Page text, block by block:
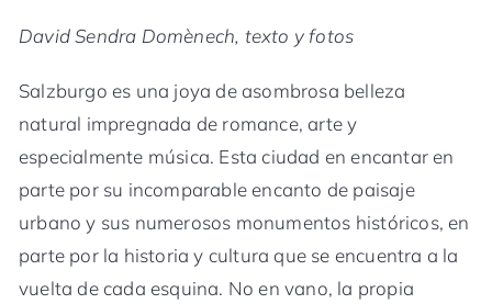
David Sendra Domènech, texto y fotos
Salzburgo es una joya de asombrosa belleza
natural impregnada de romance, arte y
especialmente música. Esta ciudad en encantar en
parte por su incomparable encanto de paisaje
urbano y sus numerosos monumentos históricos, en
parte por la historia y cultura que se encuentra a la
vuelta de cada esquina. No en vano, la propia